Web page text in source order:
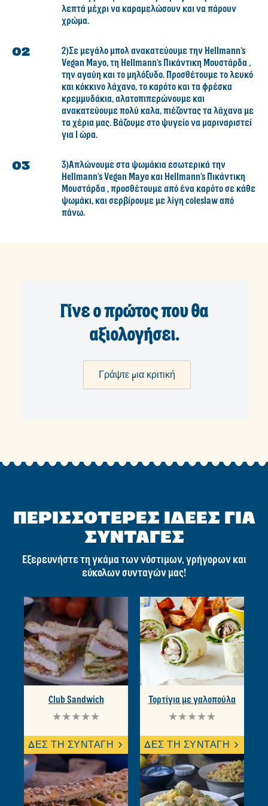
λεπτά μέχρι να καραμελώσουν και να πάρουν
χρώμα.
2)Σε μεγάλο μπολ ανακατεύουμε την Hellmann’s
Vegan Mayo, τη Hellmann’s Πικάντικη Mουστάρδα ,
την αγαύη και το μηλόξυδο. Προσθέτουμε το λευκό
και κόκκινο λάχανο, το καρότο και τα φρέσκα
κρεμμυδάκια, αλατοπιπερώνουμε και
ανακατεύουμε πολύ καλα, πιέζοντας τα λάχανα με
τα χέρια μας. Βάζουμε στο ψυγείο να μαριναριστεί
για 1 ώρα.
3)Απλώνουμε στα ψωμάκια εσωτερικά την
Hellmann’s Vegan Mayo και Hellmann’s Πικάντικη
Mουστάρδα , προσθέτουμε από ένα καρότο σε κάθε
ψωμάκι, και σερβίρουμε με λίγη coleslaw από
πάνω.
Γίνε ο πρώτος που θα
αξιολογήσει.
Γράψτε μια κριτική
ΠΕΡΙΣΣΟΤΕΡΕΣ ΙΔΕΕΣ ΓΙΑ
ΣΥΝΤΑΓΕΣ
Εξερευνήστε τη γκάμα των νόστιμων, γρήγορων και
εύκολων συνταγών μας!
Δεν
για
αυτό
το
recipe
Club Sandwich
ΔΕΣ ΤΗ ΣΥΝΤΑΓΗ
Δεν
για
αυτό
το
recipe
Τορτίγια με γαλοπούλα
ΔΕΣ ΤΗ ΣΥΝΤΑΓΗ